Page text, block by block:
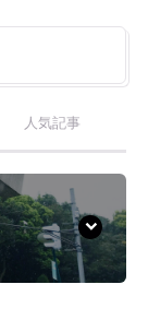
人気記事